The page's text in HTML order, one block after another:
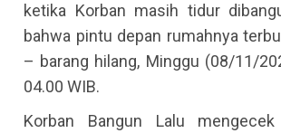
ketika Korban masih tidur
bahwa pintu depan rumahnya
– barang hilang, Minggu (08/11/
04.00 WIB.
Korban Bangun Lalu